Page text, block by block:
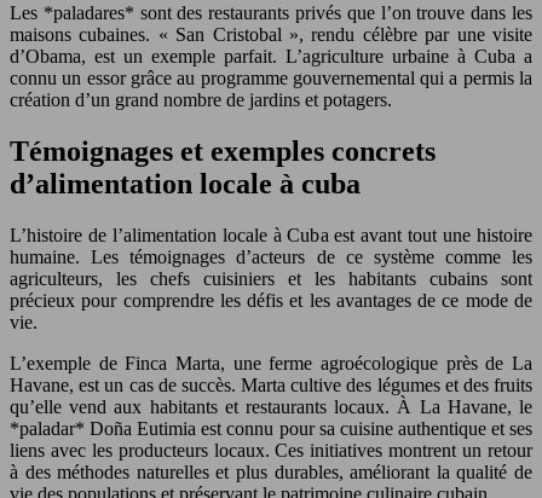
Les *paladares* sont des restaurants privés que l’on trouve dans les
maisons cubaines. « San Cristobal », rendu célèbre par une visite
d’Obama, est un exemple parfait. L’agriculture urbaine à Cuba a
connu un essor grâce au programme gouvernemental qui a permis la
création d’un grand nombre de jardins et potagers.
Témoignages et exemples concrets
d’alimentation locale à cuba
L’histoire de l’alimentation locale à Cuba est avant tout une histoire
humaine. Les témoignages d’acteurs de ce système comme les
agriculteurs, les chefs cuisiniers et les habitants cubains sont
précieux pour comprendre les défis et les avantages de ce mode de
vie.
L’exemple de Finca Marta, une ferme agroécologique près de La
Havane, est un cas de succès. Marta cultive des légumes et des fruits
qu’elle vend aux habitants et restaurants locaux. À La Havane, le
*paladar* Doña Eutimia est connu pour sa cuisine authentique et ses
liens avec les producteurs locaux. Ces initiatives montrent un retour
à des méthodes naturelles et plus durables, améliorant la qualité de
vie des populations et préservant le patrimoine culinaire cubain.